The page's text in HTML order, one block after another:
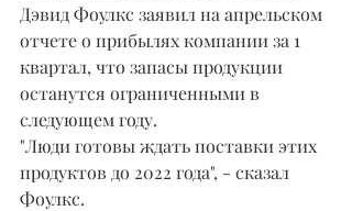
Дэвид Фоулкс заявил на апрельском
отчете о прибылях компании за 1
квартал, что запасы продукции
останутся ограниченными в
следующем году.
"Люди готовы ждать поставки этих
продуктов до 2022 года", - сказал
Фоулкс.